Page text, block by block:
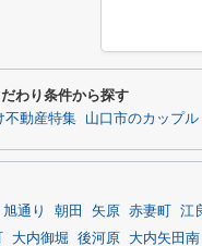
わり条件から探す
不動産特集 山口市のカップ
旭通り 朝田 矢原 赤妻町 江
大内御堀 後河原 大内矢田南